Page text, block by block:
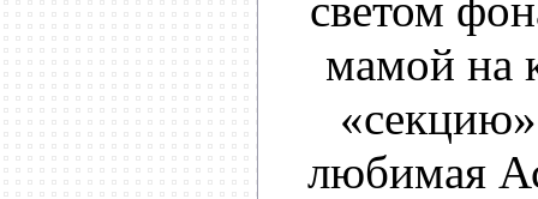
мамой на
любимая